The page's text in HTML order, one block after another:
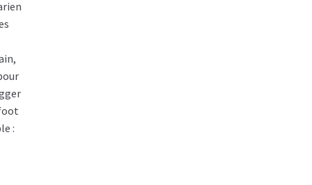
: